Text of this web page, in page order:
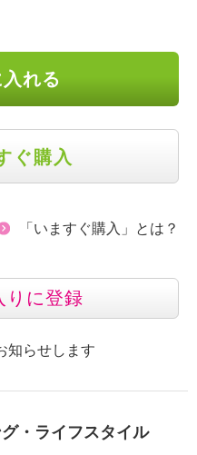
れる
ぐ購入
「いますぐ購入」とは？
りに登録
知らせします
・ライフスタイル